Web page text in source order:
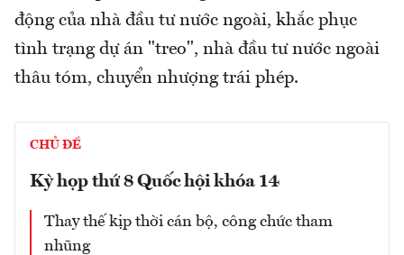
động của nhà đầu tư nước ngoài, khắc phục
tình trạng dự án "treo", nhà đầu tư nước ngoài
thâu tóm, chuyển nhượng trái phép.
CHỦ ĐỀ
Kỳ họp thứ 8 Quốc hội khóa 14
Thay thế kịp thời cán bộ, công chức tham
nhũng